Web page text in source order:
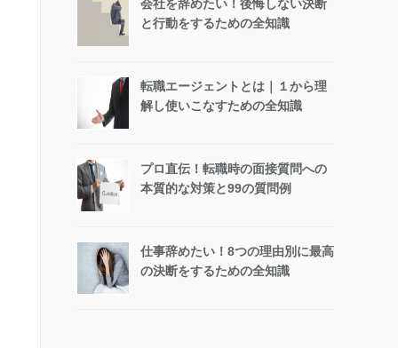
会社を辞めたい！後悔しない決断
と行動をするための全知識
転職エージェントとは｜１から理
解し使いこなすための全知識
プロ直伝！転職時の面接質問への
本質的な対策と99の質問例
仕事辞めたい！8つの理由別に最高
の決断をするための全知識